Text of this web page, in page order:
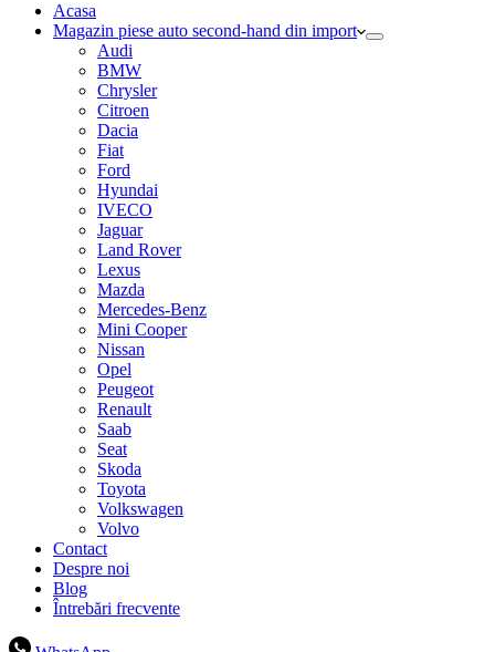
cumpărături
Acasa
Magazin piese auto second-hand din import
Audi
BMW
Chrysler
Citroen
Dacia
Fiat
Ford
Hyundai
IVECO
Jaguar
Land Rover
Lexus
Mazda
Mercedes-Benz
Mini Cooper
Nissan
Opel
Peugeot
Renault
Saab
Seat
Skoda
Toyota
Volkswagen
Volvo
Contact
Despre noi
Blog
Întrebări frecvente